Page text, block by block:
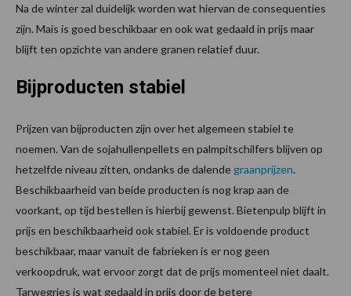
Na de winter zal duidelijk worden wat hiervan de consequenties
zijn. Mais is goed beschikbaar en ook wat gedaald in prijs maar
blijft ten opzichte van andere granen relatief duur.
Bijproducten stabiel
Prijzen van bijproducten zijn over het algemeen stabiel te
noemen. Van de sojahullenpellets en palmpitschilfers blijven op
hetzelfde niveau zitten, ondanks de dalende graanprijzen.
Beschikbaarheid van beide producten is nog krap aan de
voorkant, op tijd bestellen is hierbij gewenst. Bietenpulp blijft in
prijs en beschikbaarheid ook stabiel. Er is voldoende product
beschikbaar, maar vanuit de fabrieken is er nog geen
verkoopdruk, wat ervoor zorgt dat de prijs momenteel niet daalt.
Tarwegries is wat gedaald in prijs door de betere